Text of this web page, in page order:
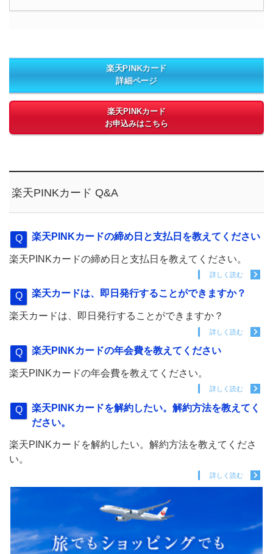
楽天PINKカード
詳細ページ
楽天PINKカード
お申込みはこちら
楽天PINKカード Q&A
楽天PINKカードの締め日と支払日を教えてください
楽天PINKカードの締め日と支払日を教えてください。
詳しく読む
楽天カードは、即日発行することができますか？
楽天カードは、即日発行することができますか？
詳しく読む
楽天PINKカードの年会費を教えてください
楽天PINKカードの年会費を教えてください。
詳しく読む
楽天PINKカードを解約したい。解約方法を教えてく
ださい。
楽天PINKカードを解約したい。解約方法を教えてくださ
い。
詳しく読む